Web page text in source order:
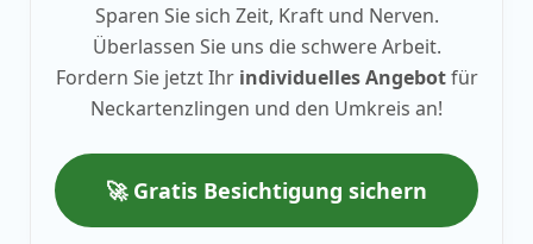
Sparen Sie sich Zeit, Kraft und Nerven.
Überlassen Sie uns die schwere Arbeit.
Fordern Sie jetzt Ihr individuelles Angebotfür
Neckartenzlingen und den Umkreis an!
🚀 Gratis Besichtigung sichern